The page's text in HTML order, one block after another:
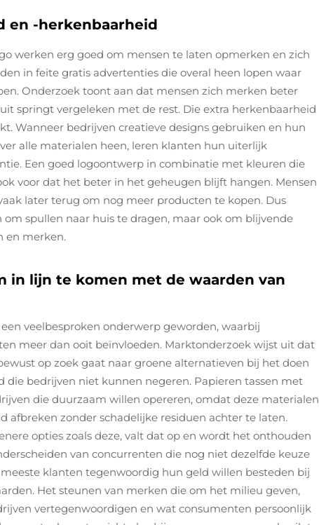
en -herkenbaarheid
werken erg goed om mensen te laten opmerken en zich
in feite gratis advertenties die overal heen lopen waar
Onderzoek toont aan dat mensen zich merken beter
springt vergeleken met de rest. Die extra herkenbaarheid
Wanneer bedrijven creatieve designs gebruiken en hun
alle materialen heen, leren klanten hun uiterlijk
Een goed logoontwerp in combinatie met kleuren die
voor dat het beter in het geheugen blijft hangen. Mensen
later terug om nog meer producten te kopen. Dus
spullen naar huis te dragen, maar ook om blijvende
en merken.
in lijn te komen met de waarden van
veelbesproken onderwerp geworden, waarbij
meer dan ooit beïnvloeden. Marktonderzoek wijst uit dat
op zoek gaat naar groene alternatieven bij het doen
die bedrijven niet kunnen negeren. Papieren tassen met
die duurzaam willen opereren, omdat deze materialen
afbreken zonder schadelijke residuen achter te laten.
opties zoals deze, valt dat op en wordt het onthouden
van concurrenten die nog niet dezelfde keuze
klanten tegenwoordig hun geld willen besteden bij
Het steunen van merken die om het milieu geven,
vertegenwoordigen en wat consumenten persoonlijk